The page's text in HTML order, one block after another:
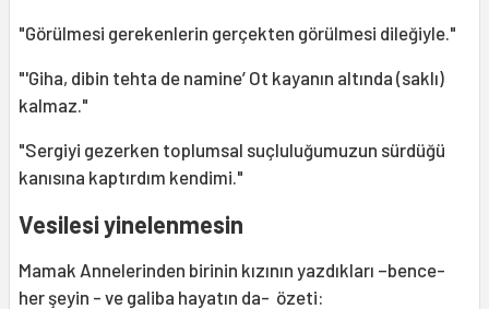
"Görülmesi gerekenlerin gerçekten görülmesi dileğiyle."
"'Giha, dibin tehta de namine’ Ot kayanın altında (saklı)
kalmaz."
"Sergiyi gezerken toplumsal suçluluğumuzun sürdüğü
kanısına kaptırdım kendimi."
Vesilesi yinelenmesin
Mamak Annelerinden birinin kızının yazdıkları –bence-
her şeyin - ve galiba hayatın da- özeti: